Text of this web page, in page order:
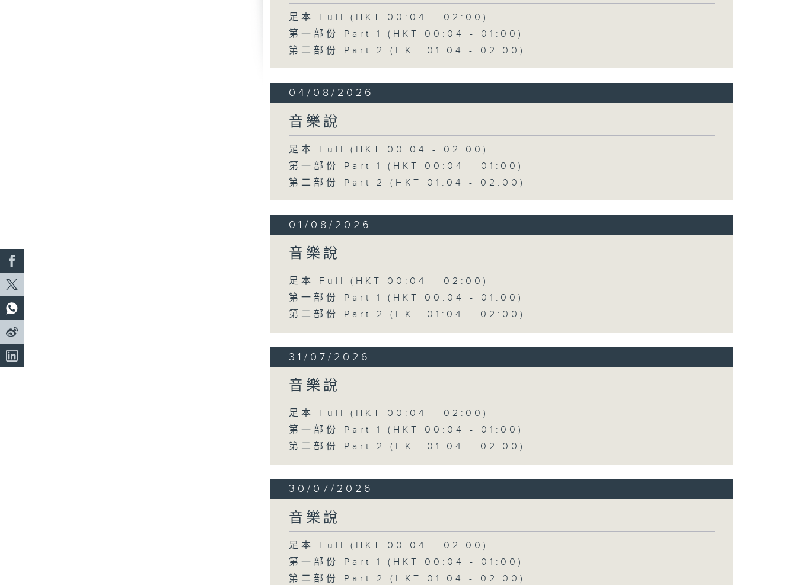
足本 Full (HKT 00:04 - 02:00)
第一部份 Part 1 (HKT 00:04 - 01:00)
第二部份 Part 2 (HKT 01:04 - 02:00)
04/08/2026
音樂說
足本 Full (HKT 00:04 - 02:00)
第一部份 Part 1 (HKT 00:04 - 01:00)
第二部份 Part 2 (HKT 01:04 - 02:00)
01/08/2026
音樂說
足本 Full (HKT 00:04 - 02:00)
第一部份 Part 1 (HKT 00:04 - 01:00)
第二部份 Part 2 (HKT 01:04 - 02:00)
31/07/2026
音樂說
足本 Full (HKT 00:04 - 02:00)
第一部份 Part 1 (HKT 00:04 - 01:00)
第二部份 Part 2 (HKT 01:04 - 02:00)
30/07/2026
音樂說
足本 Full (HKT 00:04 - 02:00)
第一部份 Part 1 (HKT 00:04 - 01:00)
第二部份 Part 2 (HKT 01:04 - 02:00)